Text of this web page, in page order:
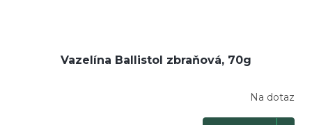
Vazelína Ballistol zbraňová, 70g
Na dotaz